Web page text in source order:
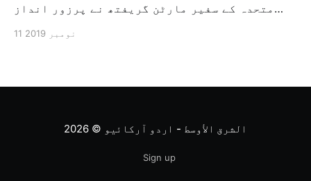
متحدہ کے سفیر مارٹن گریفتھ نے پرزور انداز
ثالثی اور اس کشمکش کی حدبندی کرنے کے لئے ایک
11 نومبر 2019
الشرق الأوسط - اردو آرکائیو © 2026
Sign up